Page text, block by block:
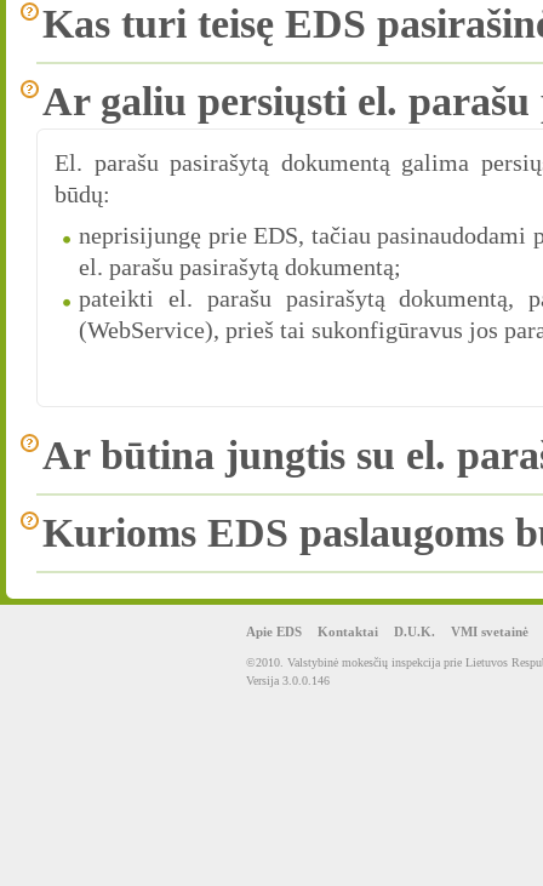
Kas turi teisę EDS
Ar galiu persiųsti el.
El. parašu pasirašytą dokumentą galima
būdų:
neprisijungę prie EDS, tačiau
el. parašu pasirašytą dokumentą;
pateikti el. parašu pasirašytą dokumentą,
(WebService), prieš tai sukonfigūravus jos
Ar būtina jungtis su el.
Kurioms EDS paslaugoms
Apie EDS Kontaktai D.U.K. VMI svetainė
©2010. Valstybinė mokesčių inspekcija prie Lietuvos
Versija 3.0.0.146